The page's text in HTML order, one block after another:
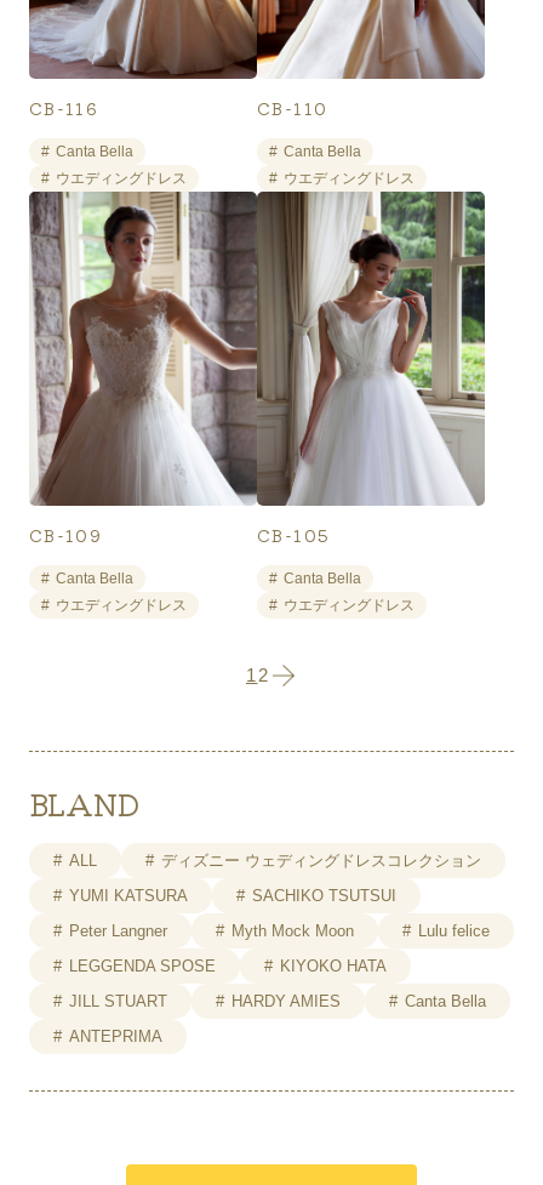
広島ブライダル館について
結婚を決めたおふたりが
今からすることは？
ご相談の流れ
広島ブライダル館で
できること
ドレス
おすすめコンテンツ よくある質問
店舗案内 お友達紹介
プライバシーポリシー
CB-116
Canta Bella
ウエディングドレス
CB-110
Canta Bella
ウエディングドレス
CB-109
Canta Bella
ウエディングドレス
CB-105
Canta Bella
ウエディングドレス
12
BLAND
ALL
ディズニー ウェディングドレスコレクション
YUMI KATSURA
SACHIKO TSUTSUI
Peter Langner
Myth Mock Moon
Lulu felice
LEGGENDA SPOSE
KIYOKO HATA
JILL STUART
HARDY AMIES
Canta Bella
ANTEPRIMA